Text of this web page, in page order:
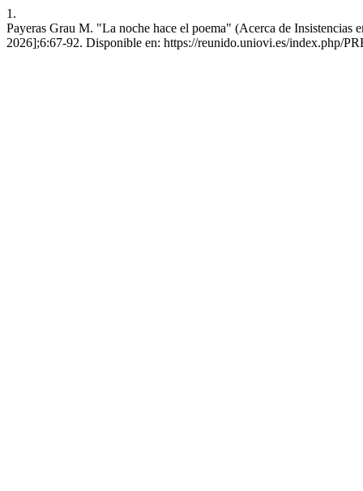
1.
Payeras Grau M. "La noche hace el poema" (Acerca de Insistencias
2026];6:67-92. Disponible en: https://reunido.uniovi.es/index.php/